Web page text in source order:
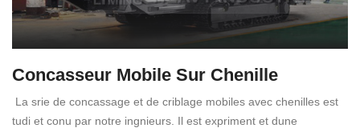
Concasseur Mobile Sur Chenille
La srie de concassage et de criblage mobiles avec chenilles est
tudi et conu par notre ingnieurs. Il est expriment et dune